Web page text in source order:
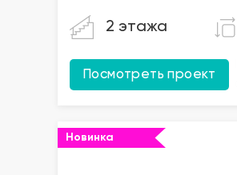
2 этажа
Посмотреть проект
Новинка